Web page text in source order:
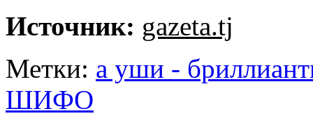
Источник: gazeta.tj
Метки: а уши -
ШИФО